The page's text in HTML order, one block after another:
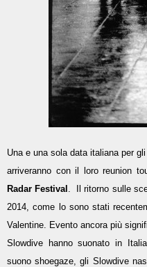
Una e una sola data italiana per gli
arriveranno con il loro reunion
Radar Festival
. Il ritorno sulle
2014, come lo sono stati
Valentine. Evento ancora più
Slowdive hanno suonato in Italia.
suono shoegaze, gli Slowdive